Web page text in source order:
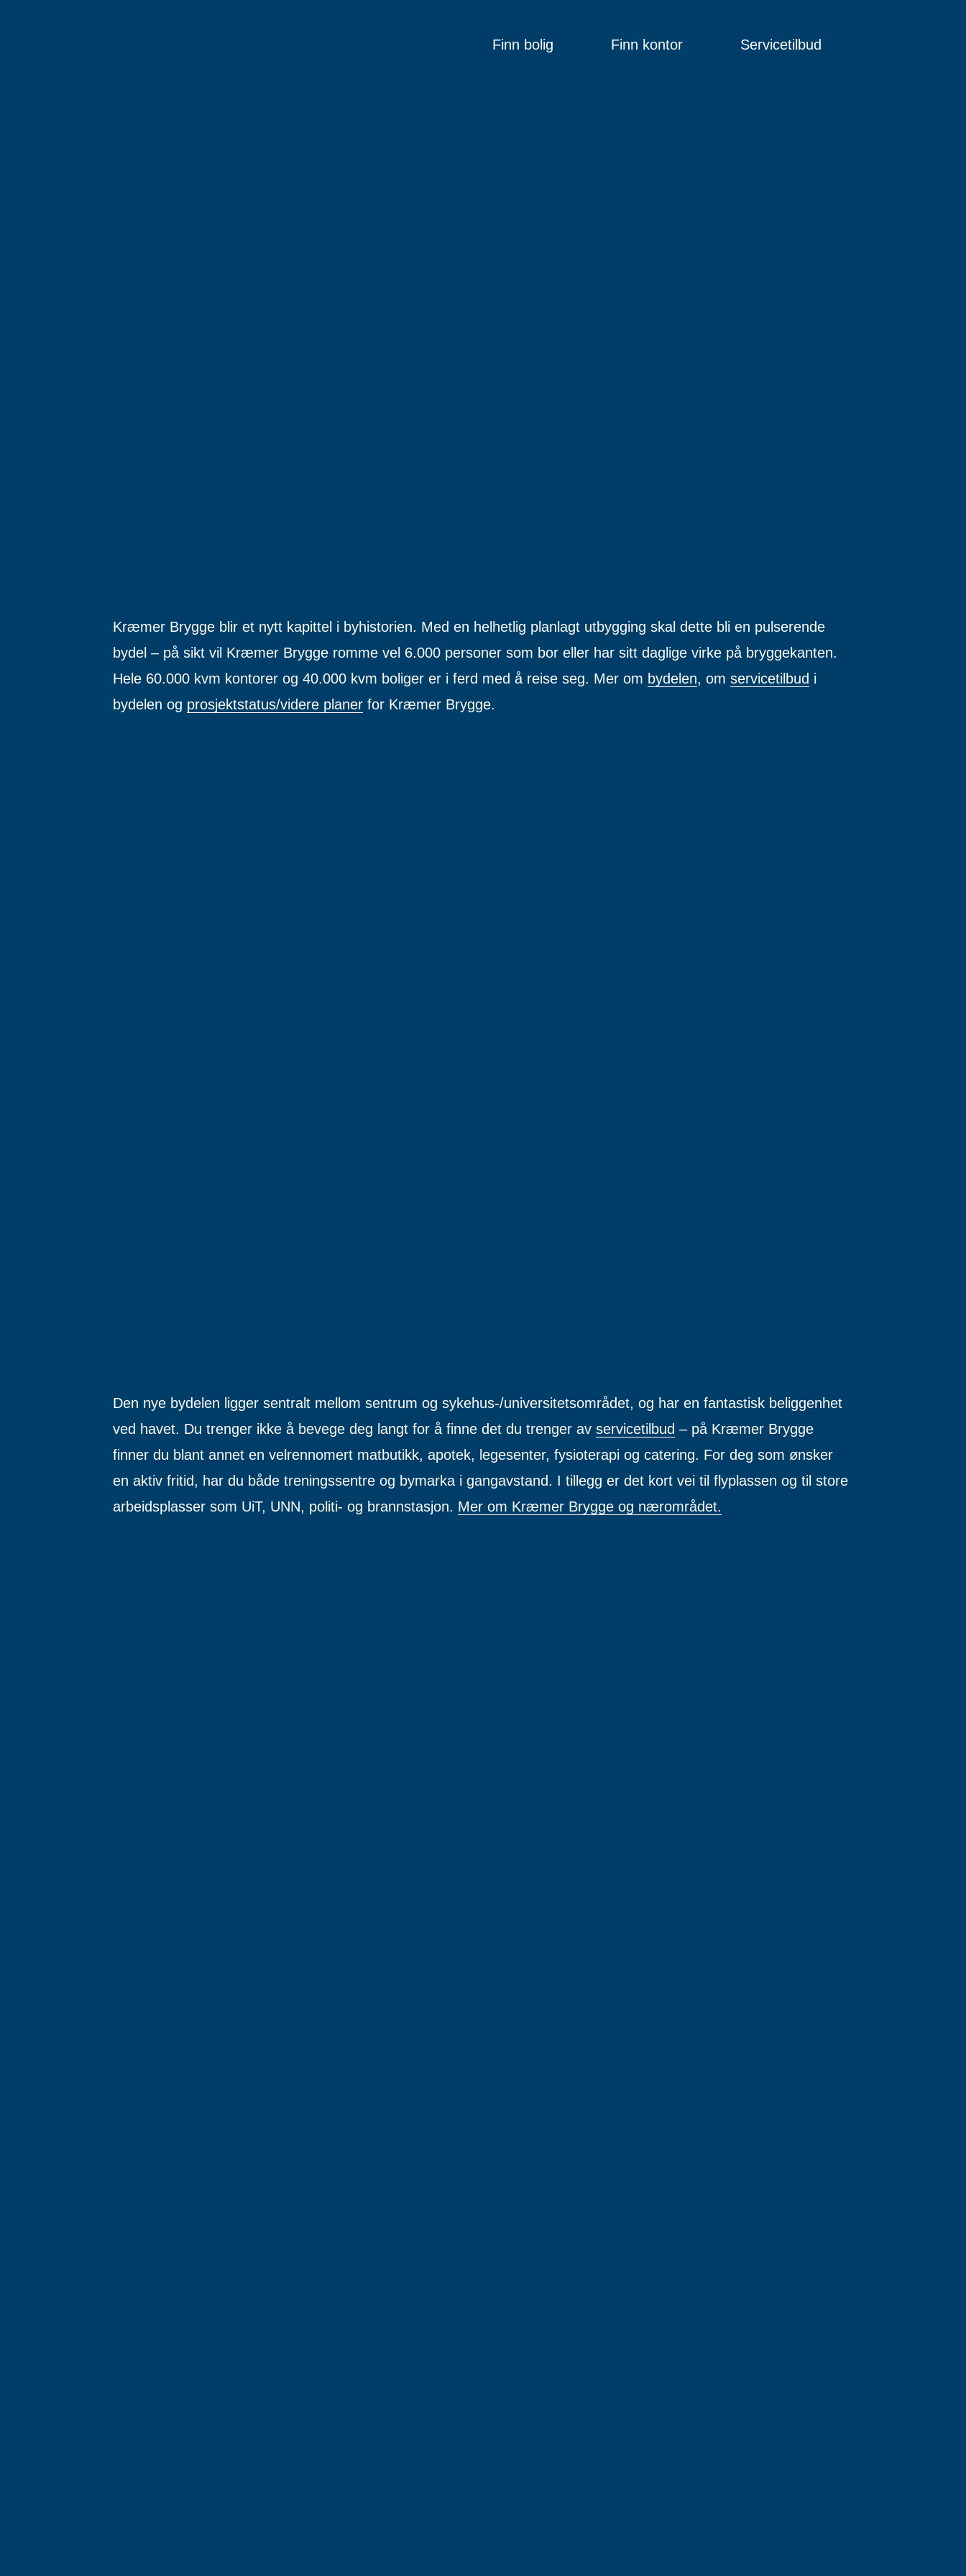
Finn bolig Finn kontor Servicetilbud
Kræmer Brygge blir et nytt kapittel i byhistorien. Med en helhetlig planlagt utbygging skal dette bli en pulserende
bydel – på sikt vil Kræmer Brygge romme vel 6.000 personer som bor eller har sitt daglige virke på bryggekanten.
Hele 60.000 kvm kontorer og 40.000 kvm boliger er i ferd med å reise seg. Mer om bydelen, omservicetilbud i
bydelen og prosjektstatus/videre planer for Kræmer Brygge.
Den nye bydelen ligger sentralt mellom sentrum og sykehus-/universitetsområdet, og har en fantastisk beliggenhet
ved havet. Du trenger ikke å bevege deg langt for å finne det du trenger avservicetilbud – på Kræmer Brygge
finner du blant annet en velrennomert matbutikk, apotek, legesenter, fysioterapi og catering. For deg som ønsker
en aktiv fritid, har du både treningssentre og bymarka i gangavstand. I tillegg er det kort vei til flyplassen og til store
arbeidsplasser som UiT, UNN, politi- og brannstasjon. Mer om Kræmer Brygge og nærområdet.